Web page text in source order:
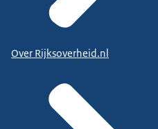
Over Rijksoverheid.nl